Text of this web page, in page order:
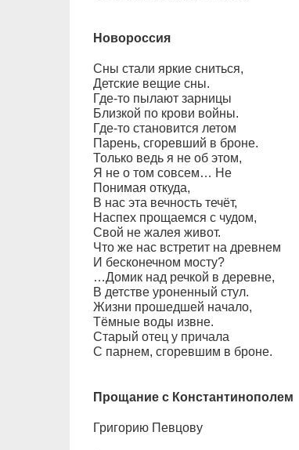
Новороссия
Сны стали яркие сниться,
Детские вещие сны.
Где-то пылают зарницы
Близкой по крови войны.
Где-то становится летом
Парень, сгоревший в броне.
Только ведь я не об этом,
Я не о том совсем… Не
Понимая откуда,
В нас эта вечность течёт,
Наспех прощаемся с чудом,
Свой не жалея живот.
Что же нас встретит на древнем
И бесконечном мосту?
…Домик над речкой в деревне,
В детстве уроненный стул.
Жизни прошедшей начало,
Тёмные воды извне.
Старый отец у причала
С парнем, сгоревшим в броне.
Прощание с Константинополем
Григорию Певцову